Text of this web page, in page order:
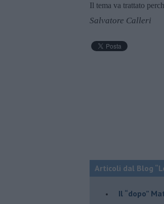
Il tema va trattato
Salvatore Calleri
Articoli dal Blog
Il “dopo”